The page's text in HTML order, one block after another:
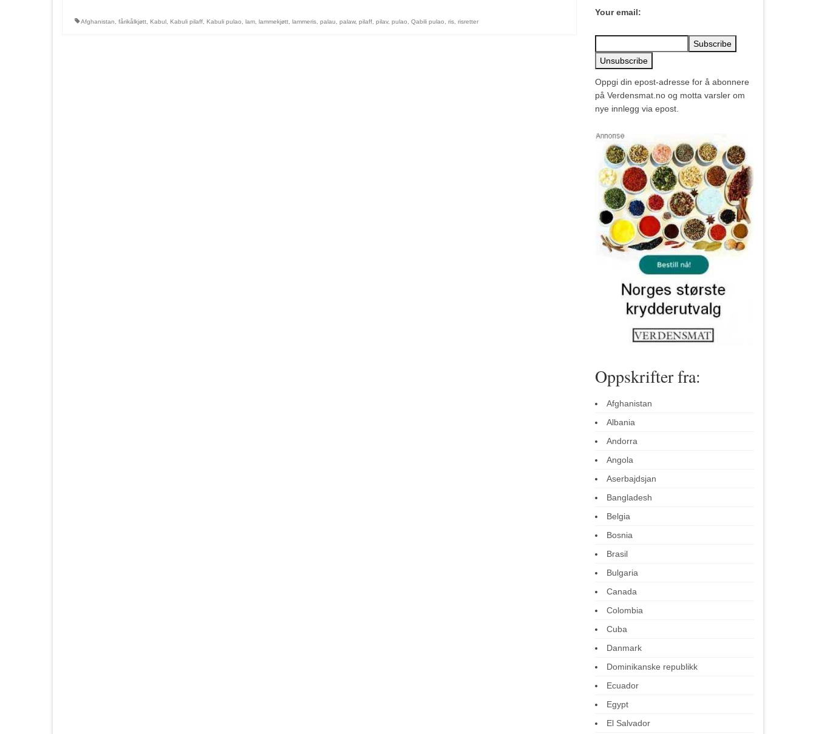
Afghanistan fårikålkjøtt Kabul Kabuli pilaff Kabuli pulao lam lammekjøtt lammeris palau palaw, pilaff pilav, pulao Qabili pulao ris risretter
Your email:
Oppgi din epost-adresse for å abonnere
på Verdensmat.no og motta varsler om
nye innlegg via epost.
Oppskrifter fra:
Afghanistan
Albania
Andorra
Angola
Aserbajdsjan
Bangladesh
Belgia
Bosnia
Brasil
Bulgaria
Canada
Colombia
Cuba
Danmark
Dominikanske republikk
Ecuador
Egypt
El Salvador